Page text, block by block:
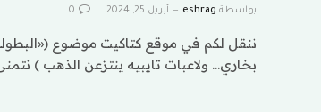
بواسطة eshrag أبريل 25, 2024 0
ننقل لكم في موقع كتاكيت موضوع («البطولة
بخاري… ولاعبات تايبيه ينتزعن الذهب )